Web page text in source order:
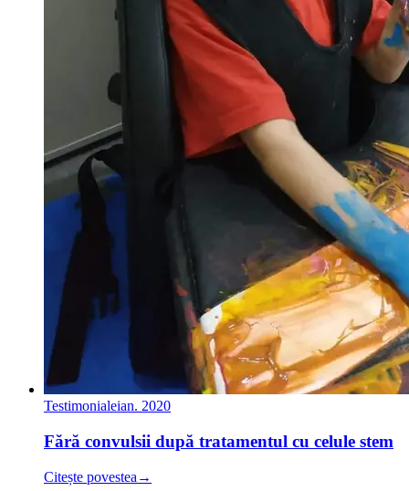
Testimonialeian. 2020
Fără convulsii după tratamentul cu celule stem
Citește povestea →